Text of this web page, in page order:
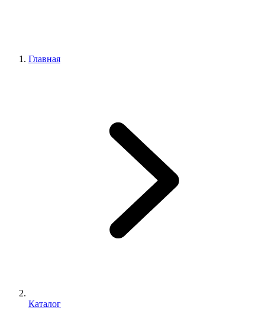
Главная
Каталог